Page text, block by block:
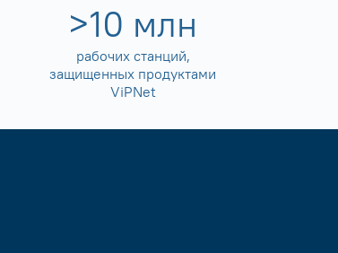
>10 млн
рабочих станций,
защищенных продуктами
ViPNet